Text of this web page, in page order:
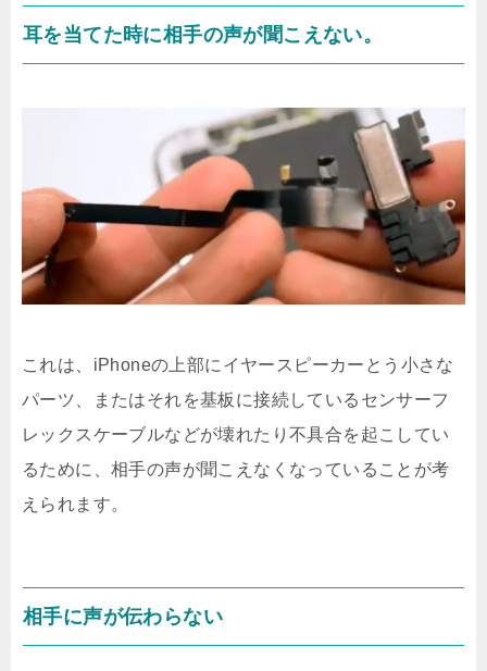
耳を当てた時に相手の声が聞こえない。
これは、iPhoneの上部にイヤースピーカーとう小さな
パーツ、またはそれを基板に接続しているセンサーフ
レックスケーブルなどが壊れたり不具合を起こしてい
るために、相手の声が聞こえなくなっていることが考
えられます。
相手に声が伝わらない